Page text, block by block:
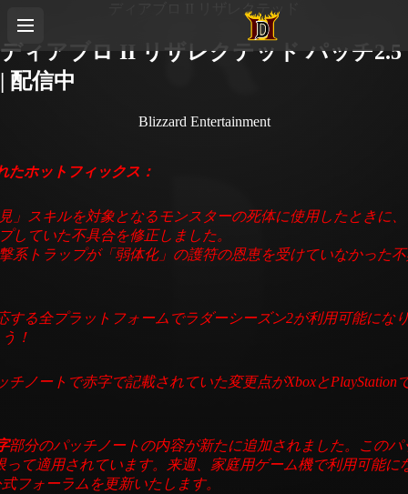
ディアブロ II リザレクテッド
ディアブロ II リザレクテッド パッチ2.5
| 配信中
Blizzard Entertainment
たホットフィックス：
」スキルを対象となるモンスターの死体に使用したときに
していた不具合を修正しました。
系トラップが「弱体化」の護符の恩恵を受けていなかった
する全プラットフォームでラダーシーズン2が利用可能にな
！
チノートで赤字で記載されていた変更点がXboxとPlayStation
部分のパッチノートの内容が新たに追加されました。このパ
って適用されています。来週、家庭用ゲーム機で利用可能に
フォーラムを更新いたします。